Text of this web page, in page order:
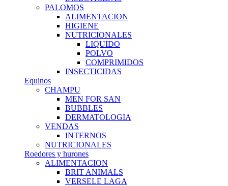
PALOMOS
ALIMENTACION
HIGIENE
NUTRICIONALES
LIQUIDO
POLVO
COMPRIMIDOS
INSECTICIDAS
Equinos
CHAMPU
MEN FOR SAN
BUBBLES
DERMATOLOGIA
VENDAS
INTERNOS
NUTRICIONALES
Roedores y hurones
ALIMENTACION
BRIT ANIMALS
VERSELE LAGA